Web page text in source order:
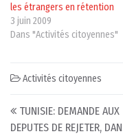
les étrangers en rétention
3 juin 2009
Dans "Activités citoyennes"
Activités citoyennes
Post navigation
TUNISIE: DEMANDE AUX
DEPUTES DE REJETER,